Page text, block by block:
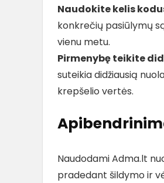
Naudokite kelis
konkrečių pasiūlymų
vienu metu.
Pirmenybę teikite
suteikia didžiausią
krepšelio vertės.
Naudodami Adma.lt
pradedant šildymo ir